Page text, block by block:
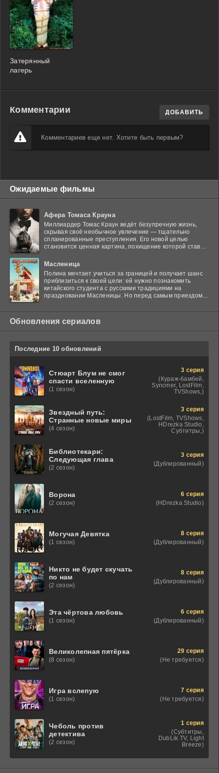
Затерянный
лагерь
Комментарии ДОБАВИТЬ
Комментариев еще нет. Хотите быть первым?
Ожидаемые фильмы
Афера Томаса Крауна
Миллиардер Томас Краун ведёт безупречную жизнь,
скрывая своё необычное увлечение — тщательно
спланированные преступления. Его новой целью
становится ценная картина, похищение которой ставит
Масленица
Полина мечтает учиться за границей и получает шанс
приблизиться к своей цели: ей нужно познакомить
китайского студента с русскими традициями на
праздновании Масленицы. Но перед самым приездом
Обновления сериалов
Последние 10 обновлений
Стюарт Блум не смог
спасти вселенную
(1 сезон)
3 серия
(Кураж-бамбей,
Syncmer, LostFilm,
TVShows,)
Звездный путь:
Странные новые миры
(4 сезон)
3 серия
(LostFilm, TVShows,
HDrezka Studio,
Субтитры,)
Библиотекари:
Следующая глава
(2 сезон)
3 серия
(Дублированный)
Ворона
(2 сезон)
6 серия
(HDrezka Studio)
Могучая Девятка
(1 сезон)
8 серия
(Дублированный)
Никто не будет скучать
по нам
(2 сезон)
8 серия
(Дублированный)
Эта чёртова любовь
(1 сезон)
6 серия
(Дублированный)
Великолепная пятёрка
(8 сезон)
29 серия
(Не требуется)
Игра вслепую
(1 сезон)
7 серия
(Не требуется)
Чеболь против
детектива
(2 сезон)
1 серия
(Субтитры,
DubLik.TV, Light
Breeze)